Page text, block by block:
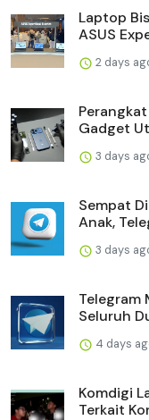
Laptop
ASUS
2 days
Gadget
3 days
Sempat
Anak,
3 days
Telegram
Seluruh
4 days
Komdigi
Terkait